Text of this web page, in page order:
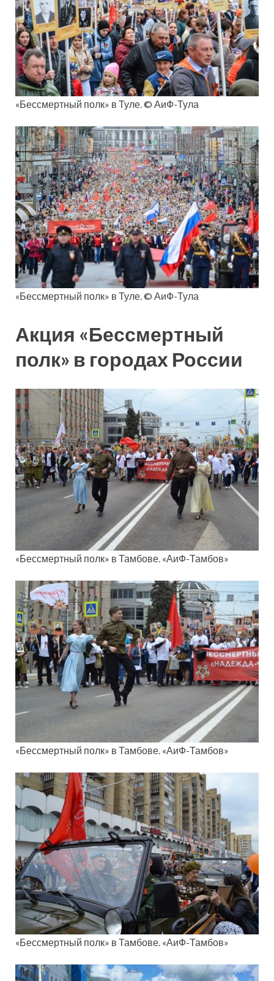
«Бессмертный полк» в Туле. © АиФ-Тула
«Бессмертный полк» в Туле. © АиФ-Тула
Акция «Бессмертный
полк» в городах России
«Бессмертный полк» в Тамбове. «АиФ-Тамбов»
«Бессмертный полк» в Тамбове. «АиФ-Тамбов»
«Бессмертный полк» в Тамбове. «АиФ-Тамбов»